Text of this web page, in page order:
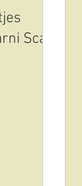
Scalo